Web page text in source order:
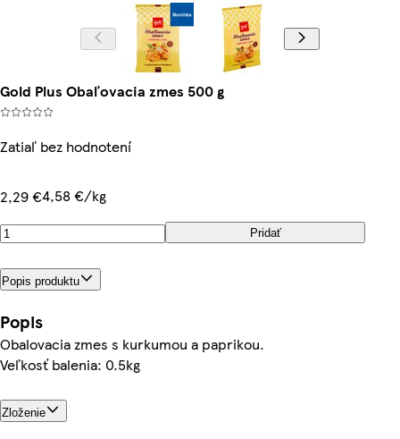
Gold Plus Obaľovacia zmes 500 g
Zatiaľ bez hodnotení
2,29 €4,58 €/kg
Pridať
Popis produktu
Popis
Obalovacia zmes s kurkumou a paprikou.
Veľkosť balenia: 0.5kg
Zloženie